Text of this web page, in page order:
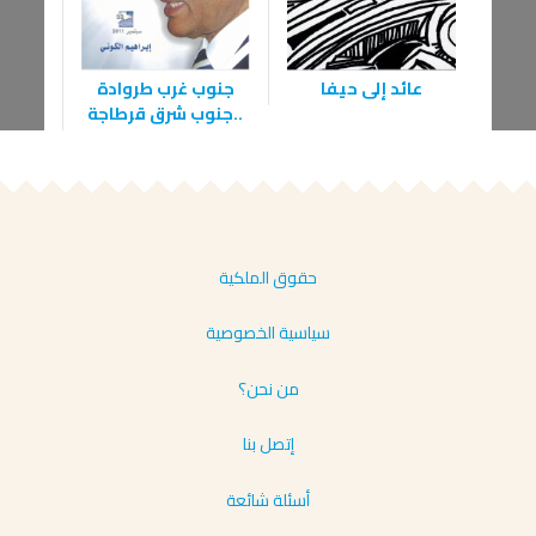
عائد إلى حيفا
جنوب غرب طروادة
..جنوب شرق قرطاجة
حقوق الملكية
سياسية الخصوصية
من نحن؟
إتصل بنا
أسئلة شائعة